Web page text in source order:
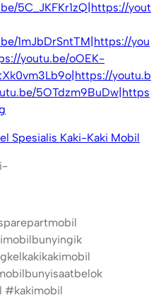
5C_JKFKr1zQ|https://yout
1mJbDrSntTM|https://you
youtu.be/oOEK-
youtu.b
5OTdzm9BuDw|https
Spesialis Kaki-Kaki Mobil
#kakimobil